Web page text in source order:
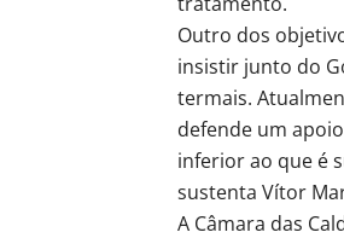
Outro dos
insistir junto do
termais.
defende um
inferior ao que é
sustenta Vítor
A Câmara das